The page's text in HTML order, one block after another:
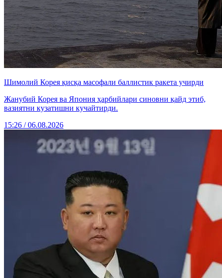
Шимолий Корея қисқа масофали баллистик ракета учирди
Жанубий Корея ва Япония ҳарбийлари синовни қайд этиб,
вазиятни кузатишни кучайтирди.
15:26 / 06.08.2026